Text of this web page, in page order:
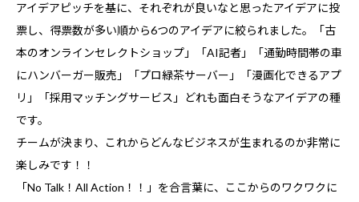
アイデアピッチを基に、それぞれが良いなと思ったアイデアに投
票し、得票数が多い順から6つのアイデアに絞られました。「古
本のオンラインセレクトショップ」「AI記者」「通勤時間帯の車
にハンバーガー販売」「プロ緑茶サーバー」「漫画化できるアプ
リ」「採用マッチングサービス」どれも面白そうなアイデアの種
です。
チームが決まり、これからどんなビジネスが生まれるのか非常に
楽しみです！！
「No Talk！All Action！！」を合言葉に、ここからのワクワクに